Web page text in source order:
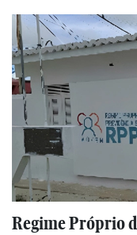
Regime Próprio